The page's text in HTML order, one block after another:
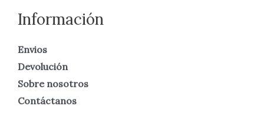
Información
Envios
Devolución
Sobre nosotros
Contáctanos